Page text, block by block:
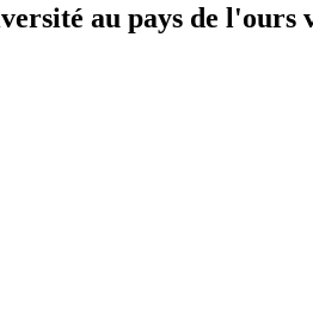
au pays de